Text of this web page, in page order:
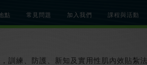
點 常見問題 加入我們
課程與活動
訓練、防護、新知及實用性肌內效貼紮法